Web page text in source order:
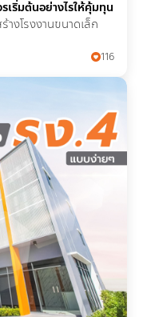
เริ่มต้นอย่างไรให้คุ้มทุน
างโรงงานขนาดเล็ก
116